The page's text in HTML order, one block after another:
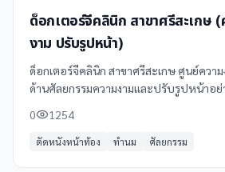
ด็อกเตอร์จีคลินิก สาขาศรีสะเกษ
งาม ปรับรูปหน้า)
ด็อกเตอร์จีคลินิก สาขาศรีสะเกษ ศูนย์ควา
ด้านศัลยกรรมความงามและปรับรูปหน้าอย่
ดูแลอย่างเป็นส่วนตัว
0 1254
ตัดหนังหน้าท้อง ทำนม ศัลยกรรม